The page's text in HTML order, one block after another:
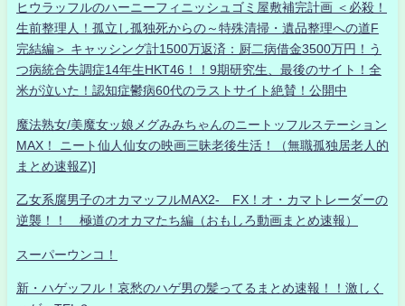
ヒウラッフルのハーニーフィニッシュゴミ屋敷補完計画 ＜必殺！
生前整理人！孤立し孤独死からの～特殊清掃・遺品整理への道F
完結編＞ キャッシング計1500万返済：厨二病借金3500万円！う
つ病統合失調症14年生HKT46！！9期研究生、最後のサイト！全
米が泣いた！認知症鬱病60代のラストサイト絶賛！公開中
魔法熟女/美魔女ッ娘メグみみちゃんのニートッフルステーション
MAX！ ニート仙人仙女の映画三昧老後生活！（無職孤独居老人的
まとめ速報Z)]
乙女系腐男子のオカマッフルMAX2- FX！オ・カマトレーダーの
逆襲！！ 極道のオカマたち編（おもしろ動画まとめ速報）
スーパーウンコ！
新・ハゲッフル！哀愁のハゲ男の髪ってるまとめ速報！！激しく